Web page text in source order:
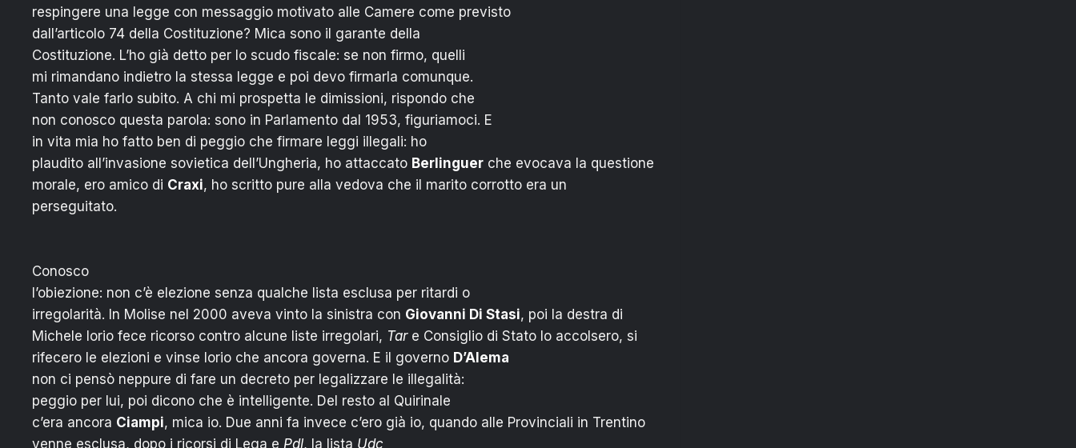
respingere una legge con messaggio motivato alle Camere come previsto
dall’articolo 74 della Costituzione? Mica sono il garante della
Costituzione. L’ho già detto per lo scudo fiscale: se non firmo, quelli
mi rimandano indietro la stessa legge e poi devo firmarla comunque.
Tanto vale farlo subito. A chi mi prospetta le dimissioni, rispondo che
non conosco questa parola: sono in Parlamento dal 1953, figuriamoci. E
in vita mia ho fatto ben di peggio che firmare leggi illegali: ho
plaudito all’invasione sovietica dell’Ungheria, ho attaccato Berlinguer che evocava la questione
morale, ero amico di Craxi, ho scritto pure alla vedova che il marito corrotto era un
perseguitato.
Conosco
l’obiezione: non c’è elezione senza qualche lista esclusa per ritardi o
irregolarità. In Molise nel 2000 aveva vinto la sinistra con Giovanni Di Stasi, poi la destra di
Michele Iorio fece ricorso contro alcune liste irregolari, Tare Consiglio di Stato lo accolsero, si
rifecero le elezioni e vinse Iorio che ancora governa. E il governo D’Alema
non ci pensò neppure di fare un decreto per legalizzare le illegalità:
peggio per lui, poi dicono che è intelligente. Del resto al Quirinale
c’era ancora Ciampi, mica io. Due anni fa invece c’ero già io, quando alle Provinciali in Trentino
venne esclusa, dopo i ricorsi di Lega e Pdl, la lista Udc